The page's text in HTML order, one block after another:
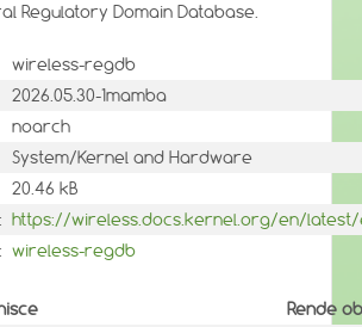
Regulatory Domain Database.
wireless-regdb
2026.05.30-1mamba
noarch
System/Kernel and Hardware
20.46 kB
https://wireless.docs.kernel.org/en/
wireless-regdb
Rende